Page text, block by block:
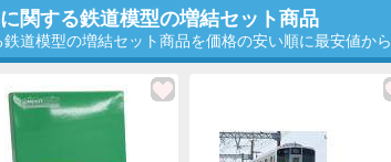
関する鉄道模型の増結セット商品
道模型の増結セット商品を価格の安い順に最安値から